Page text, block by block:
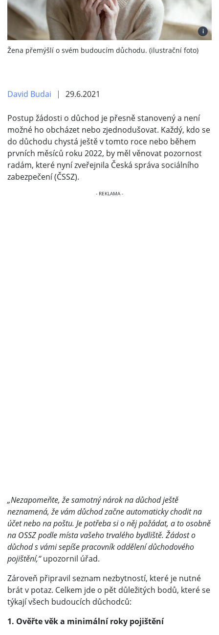
i
Žena přemýšlí o svém budoucím důchodu. (ilustrační foto)
David Budai 29.6.2021
Postup žádosti o důchod je přesně stanovený a není
možné ho obcházet nebo zjednodušovat. Každý, kdo se
do důchodu chystá ještě v tomto roce nebo během
prvních měsíců roku 2022, by měl věnovat pozornost
radám, které nyní zveřejnila Česká správa sociálního
zabezpečení (ČSSZ).
„Nezapomeňte, že samotný nárok na důchod ještě
neznamená, že vám důchod začne automaticky chodit na
účet nebo na poštu. Je potřeba si o něj požádat, a to osobně
na OSSZ podle místa vašeho trvalého bydliště. Žádost o
důchod s vámi sepíše pracovník oddělení důchodového
pojištění,“upozornil úřad.
Zároveň připravil seznam nezbytností, které je nutné
brát v potaz. Celkem jde o pět důležitých bodů, které se
týkají všech budoucích důchodců:
1. Ověřte věk a minimální roky pojištění